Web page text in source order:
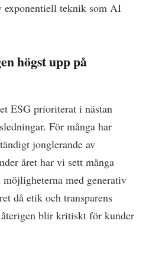
exponentiell teknik som AI
högst upp på
ESG prioriterat i nästan
För många har
jonglerande av
året har vi sett många
med generativ
då etik och transparens
blir kritiskt för kunder